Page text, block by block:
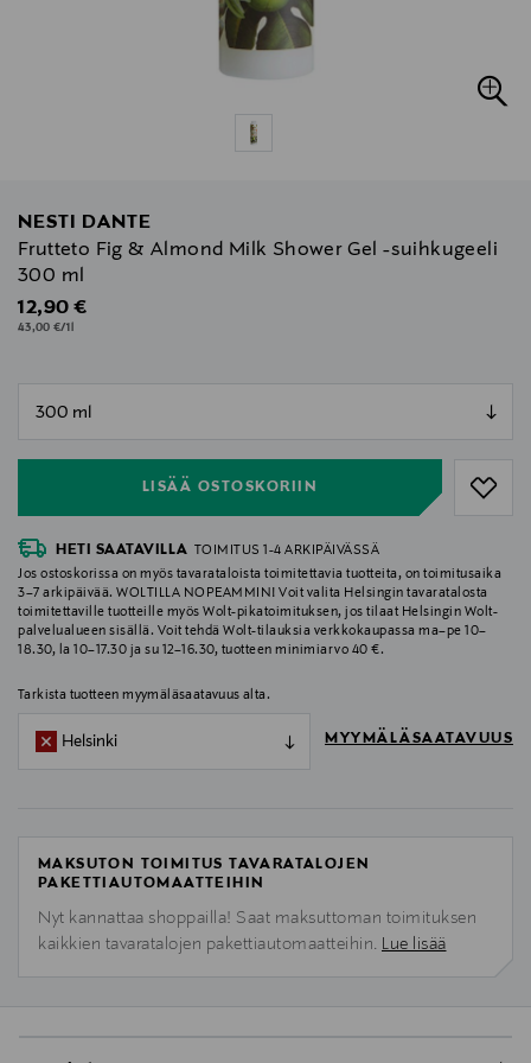
NESTI DANTE
Frutteto Fig & Almond Milk Shower Gel -suihkugeeli
300 ml
Original Price
12,90 €
43,00 €/1l
LISÄÄ OSTOSKORIIN
HETI SAATAVILLA
TOIMITUS 1-4 ARKIPÄIVÄSSÄ
Jos ostoskorissa on myös tavarataloista toimitettavia tuotteita, on toimitusaika
3–7 arkipäivää. WOLTILLA NOPEAMMIN! Voit valita Helsingin tavaratalosta
toimitettaville tuotteille myös Wolt-pikatoimituksen, jos tilaat Helsingin Wolt-
palvelualueen sisällä. Voit tehdä Wolt-tilauksia verkkokaupassa ma–pe 10–
18.30, la 10–17.30 ja su 12–16.30, tuotteen minimiarvo 40 €.
Tarkista tuotteen myymäläsaatavuus alta.
Helsinki MYYMÄLÄSAATAVUUS
MAKSUTON TOIMITUS TAVARATALOJEN
PAKETTIAUTOMAATTEIHIN
Nyt kannattaa shoppailla! Saat maksuttoman toimituksen
kaikkien tavaratalojen pakettiautomaatteihin. Lue lisää